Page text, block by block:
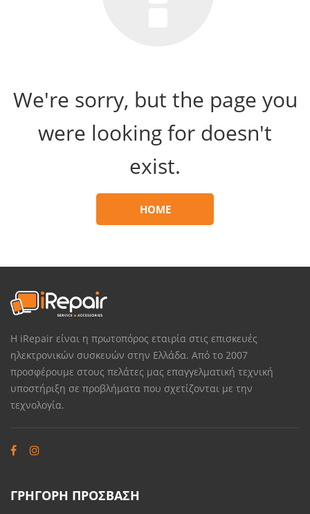
We're sorry, but the page you
were looking for doesn't
exist.
HOME
Η iRepair είναι η πρωτοπόρος εταιρία στις επισκευές
ηλεκτρονικών συσκευών στην Ελλάδα. Από το 2007
προσφέρουμε στους πελάτες μας επαγγελματική τεχνική
υποστήριξη σε προβλήματα που σχετίζονται με την
τεχνολογία.
ΓΡΗΓΟΡΗ ΠΡΟΣΒΑΣΗ